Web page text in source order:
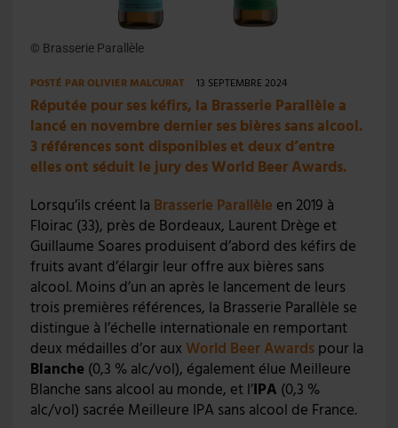
© Brasserie Parallèle
POSTÉ PAROLIVIER MALCURAT 13 SEPTEMBRE 2024
Réputée pour ses kéfirs, la Brasserie Parallèle a
lancé en novembre dernier ses bières sans alcool.
3 références sont disponibles et deux d’entre
elles ont séduit le jury des World Beer Awards.
Lorsqu’ils créent la Brasserie Parallèle en 2019 à
Floirac (33), près de Bordeaux, Laurent Drège et
Guillaume Soares produisent d’abord des kéfirs de
fruits avant d’élargir leur offre aux bières sans
alcool. Moins d’un an après le lancement de leurs
trois premières références, la Brasserie Parallèle se
distingue à l’échelle internationale en remportant
deux médailles d’or auxWorld Beer Awardspour la
Blanche (0,3 % alc/vol), également élue Meilleure
Blanche sans alcool au monde, et l’IPA (0,3 %
alc/vol) sacrée Meilleure IPA sans alcool de France.